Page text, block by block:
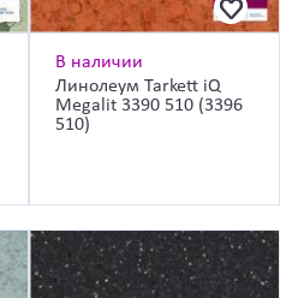
В наличии
Линолеум Tarkett iQ
Megalit 3390 510 (3396
510)